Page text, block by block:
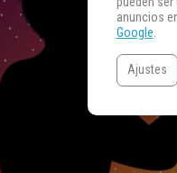
anuncios
Google.
Ajustes